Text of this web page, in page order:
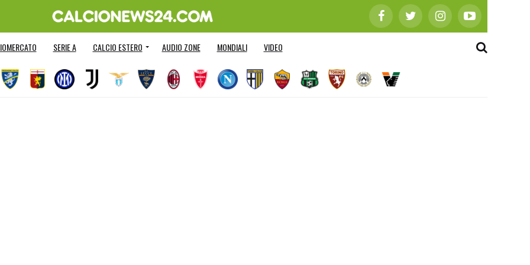
SERIE A CALCIO ESTERO AUDIO ZONE MONDIALI VIDEO